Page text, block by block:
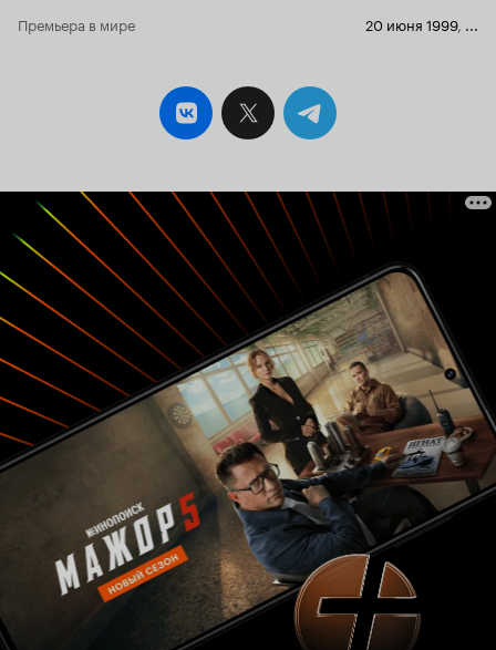
Премьера в мире
20 июня 1999, ...